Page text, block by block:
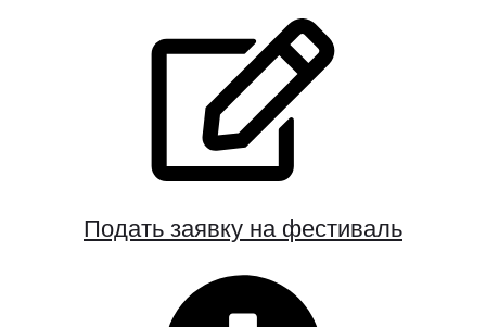
Подать заявку на фестиваль